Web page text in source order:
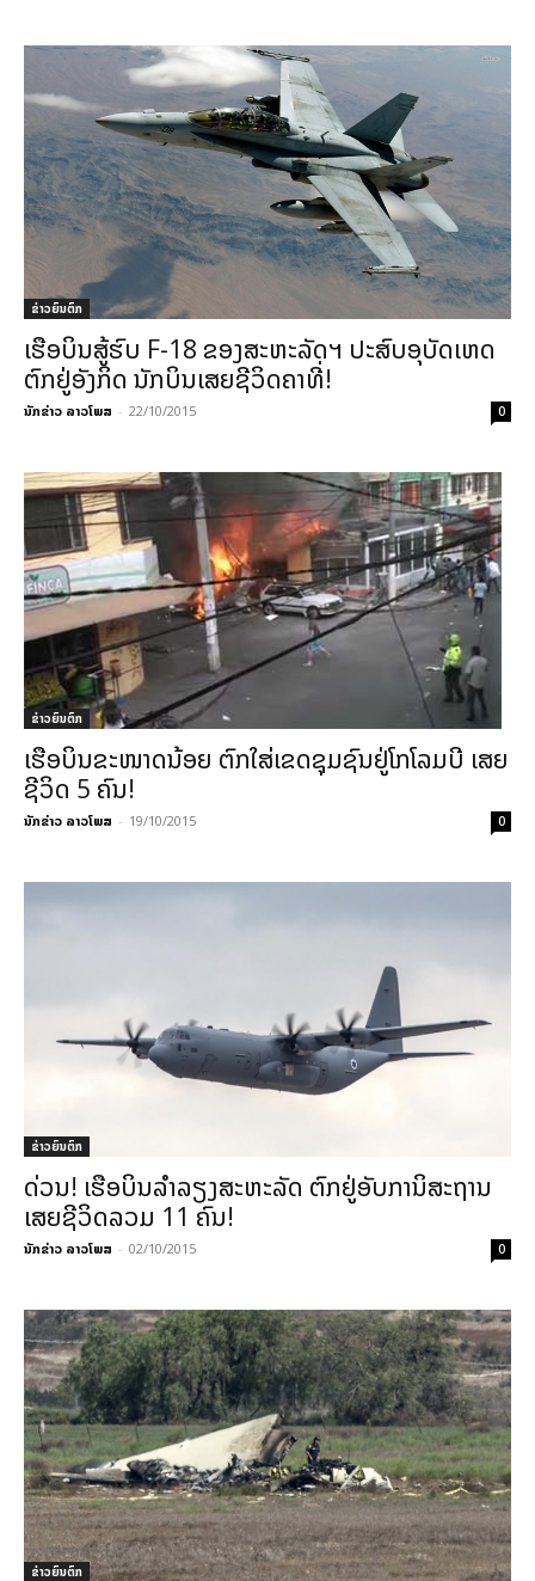
ຂ່າວຍົນຕົກ
ເຮືອບິນສູ້ຮົບ F-18 ຂອງສະຫະລັດຯ ປະສົບອຸບັດເຫດ
ຕົກຢູ່ອັງກິດ ນັກບິນເສຍຊີວິດຄາທີ່!
ນັກຂ່າວ ລາວໂພສ - 22/10/2015 0
ຂ່າວຍົນຕົກ
ເຮືອບິນຂະໜາດນ້ອຍ ຕົກໃສ່ເຂດຊຸມຊົນຢູ່ໂກໂລມບີ ເສຍ
ຊີວິດ 5 ຄົນ!
ນັກຂ່າວ ລາວໂພສ - 19/10/2015 0
ຂ່າວຍົນຕົກ
ດ່ວນ! ເຮືອບິນລຳລຽງສະຫະລັດ ຕົກຢູ່ອັບການິສະຖານ
ເສຍຊີວິດລວມ 11 ຄົນ!
ນັກຂ່າວ ລາວໂພສ - 02/10/2015 0
ຂ່າວຍົນຕົກ